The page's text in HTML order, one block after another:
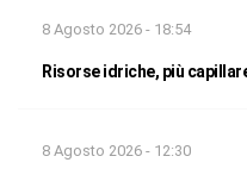
8 Agosto 2026 - 18:54
Risorse idriche, più
8 Agosto 2026 - 12:30